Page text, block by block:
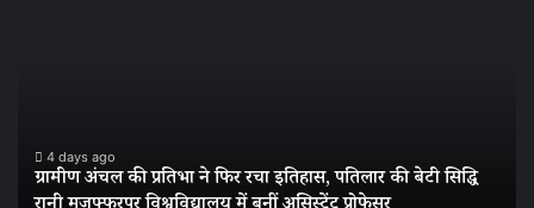
इतिहास,
पतिलार
4 days ago
ग्रामीण अंचल की प्रतिभा ने फिर रचा इतिहास, पतिलार की बेटी सिद्धि